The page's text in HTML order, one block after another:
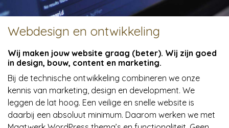
Webdesign en ontwikkeling
Wij maken jouw website graag (beter). Wij zijn goed
in design, bouw, content en marketing.
Bij de technische ontwikkeling combineren we onze
kennis van marketing, design en development. We
leggen de lat hoog. Een veilige en snelle website is
daarbij een absoluut minimum. Daarom werken we met